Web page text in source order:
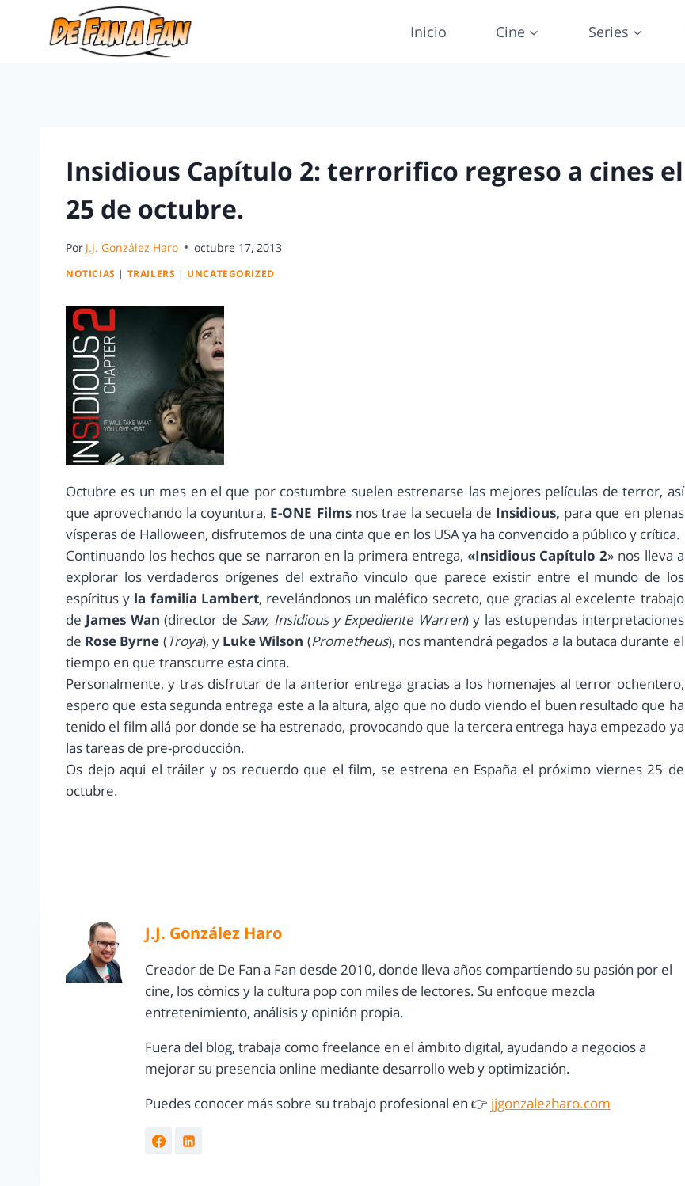
Inicio Cine Series
Insidious Capítulo 2: terrorifico regreso a cines el
25 de octubre.
Por J.J. González Haro octubre 17, 2013
NOTICIAS | TRAILERS | UNCATEGORIZED
Octubre es un mes en el que por costumbre suelen estrenarse las mejores películas de terror, así
que aprovechando la coyuntura, E-ONE Filmsnos trae la secuela de Insidious, para que en plenas
vísperas de Halloween, disfrutemos de una cinta que en los USA ya ha convencido a público y crítica.
Continuando los hechos que se narraron en la primera entrega,«Insidious Capítulo 2» nos lleva a
explorar los verdaderos orígenes del extraño vinculo que parece existir entre el mundo de los
espíritus y la familia Lambert, revelándonos un maléfico secreto, que gracias al excelente trabajo
de James Wan (director de Saw, Insidious y Expediente Warren) y las estupendas interpretaciones
de Rose Byrne (Troya), y Luke Wilson (Prometheus), nos mantendrá pegados a la butaca durante el
tiempo en que transcurre esta cinta.
Personalmente, y tras disfrutar de la anterior entrega gracias a los homenajes al terror ochentero,
espero que esta segunda entrega este a la altura, algo que no dudo viendo el buen resultado que ha
tenido el film allá por donde se ha estrenado, provocando que la tercera entrega haya empezado ya
las tareas de pre-producción.
Os dejo aqui el tráiler y os recuerdo que el film, se estrena en España el próximo viernes 25 de
octubre.
J.J. González Haro
Creador de De Fan a Fan desde 2010, donde lleva años compartiendo su pasión por el
cine, los cómics y la cultura pop con miles de lectores. Su enfoque mezcla
entretenimiento, análisis y opinión propia.
Fuera del blog, trabaja como freelance en el ámbito digital, ayudando a negocios a
mejorar su presencia online mediante desarrollo web y optimización.
Puedes conocer más sobre su trabajo profesional en 👉 jjgonzalezharo.com